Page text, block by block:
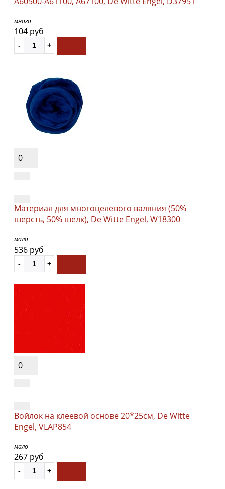
много
104 руб
0
Материал для многоцелевого валяния (50%
шерсть, 50% шелк), De Witte Engel, W18300
мало
536 руб
0
Войлок на клеевой основе 20*25см, De Witte
Engel, VLAP854
мало
267 руб